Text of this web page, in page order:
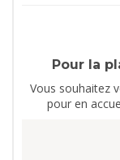
Pour la
Vous souhaitez
pour en